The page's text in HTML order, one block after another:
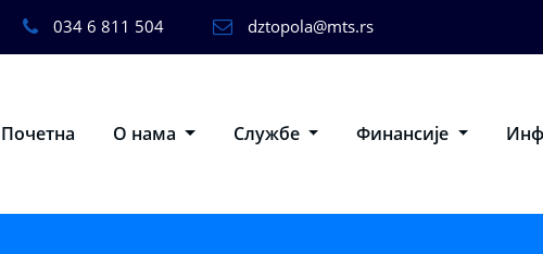
034 6 811 504 dztopola@mts.rs
Почетна О нама Службе Финансије